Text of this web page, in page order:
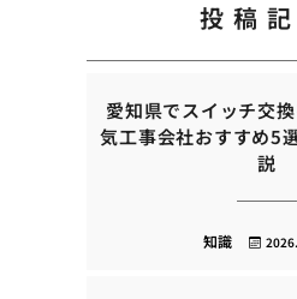
投稿
愛知県でスイッチ交
気工事会社おすすめ5
説
知識